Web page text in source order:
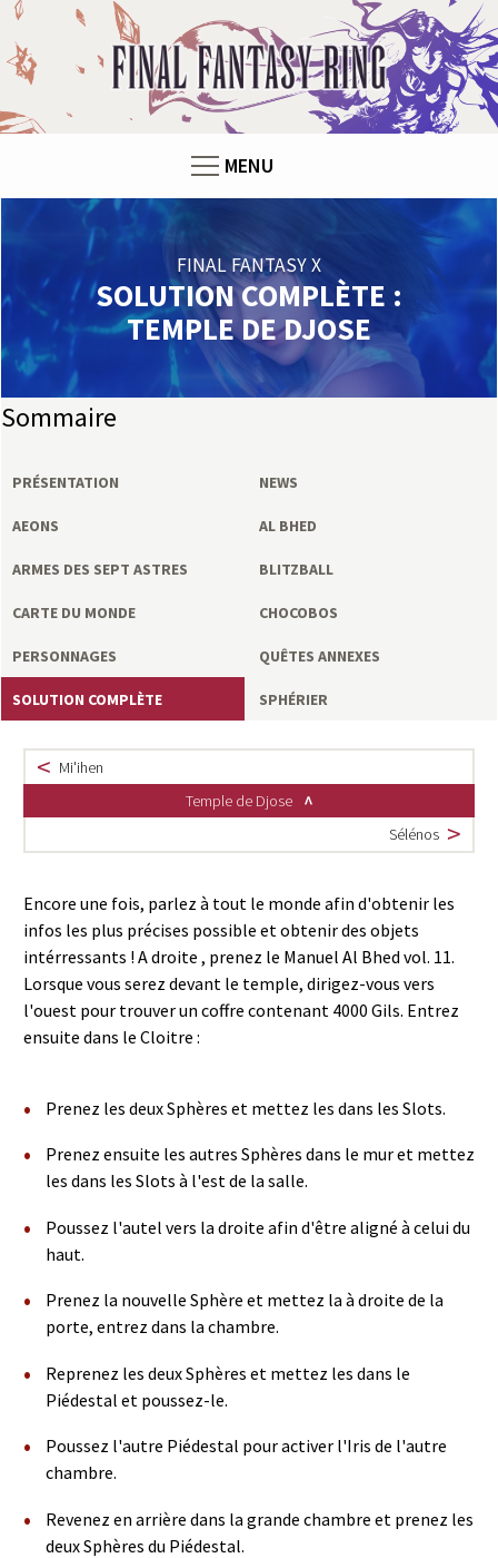
F
n
l
F
a
n
s
y
R
i
MENU
FINAL FANTASY X
SOLUTION COMPLÈTE :
TEMPLE DE DJOSE
Mi'ihen
Temple de Djose
Sélénos
Encore une fois, parlez à tout le monde afin d'obtenir les
infos les plus précises possible et obtenir des objets
intérressants ! A droite , prenez le Manuel Al Bhed vol. 11.
Lorsque vous serez devant le temple, dirigez-vous vers
l'ouest pour trouver un coffre contenant 4000 Gils. Entrez
ensuite dans le Cloitre :
Prenez les deux Sphères et mettez les dans les Slots.
Prenez ensuite les autres Sphères dans le mur et mettez
les dans les Slots à l'est de la salle.
Poussez l'autel vers la droite afin d'être aligné à celui du
haut.
Prenez la nouvelle Sphère et mettez la à droite de la
porte, entrez dans la chambre.
Reprenez les deux Sphères et mettez les dans le
Piédestal et poussez-le.
Poussez l'autre Piédestal pour activer l'Iris de l'autre
chambre.
Revenez en arrière dans la grande chambre et prenez les
deux Sphères du Piédestal.
Sommaire
PRÉSENTATION NEWS
AEONS AL BHED
ARMES DES SEPT ASTRES BLITZBALL
CARTE DU MONDE CHOCOBOS
PERSONNAGES QUÊTES ANNEXES
SOLUTION COMPLÈTE SPHÉRIER
Panneau de gestion des cookies